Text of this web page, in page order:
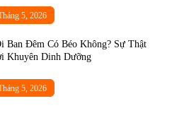
5, 2026
Ban Đêm Có Béo Không? Sự Thật
Khuyên Dinh Dưỡng
5, 2026